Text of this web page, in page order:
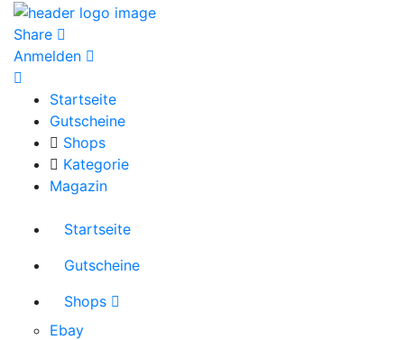
Share
Anmelden
Startseite
Gutscheine
Shops
Kategorie
Magazin
Startseite
Gutscheine
Shops
Ebay